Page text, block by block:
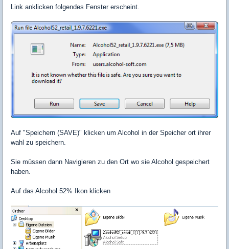
Link anklicken folgendes Fenster erscheint.
Auf "Speichern (SAVE)" klicken um Alcohol in der Speicher ort ihrer
wahl zu speichern.
Sie müssen dann Navigieren zu den Ort wo sie Alcohol gespeichert
haben.
Auf das Alcohol 52% Ikon klicken